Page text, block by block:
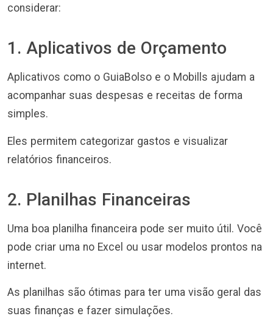
considerar:
1. Aplicativos de Orçamento
Aplicativos como o GuiaBolso e o Mobills ajudam a
acompanhar suas despesas e receitas de forma
simples.
Eles permitem categorizar gastos e visualizar
relatórios financeiros.
2. Planilhas Financeiras
Uma boa planilha financeira pode ser muito útil. Você
pode criar uma no Excel ou usar modelos prontos na
internet.
As planilhas são ótimas para ter uma visão geral das
suas finanças e fazer simulações.